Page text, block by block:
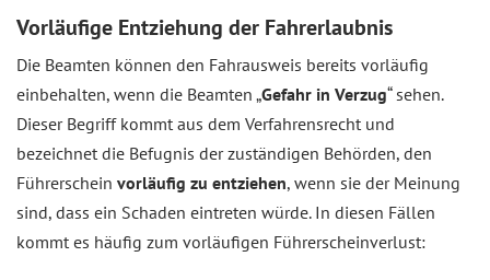
Vorläufige Entziehung der Fahrerlaubnis
Die Beamten können den Fahrausweis bereits vorläufig
einbehalten, wenn die Beamten „Gefahr in Verzug“ sehen.
Dieser Begriff kommt aus dem Verfahrensrecht und
bezeichnet die Befugnis der zuständigen Behörden, den
Führerschein vorläufig zu entziehen, wenn sie der Meinung
sind, dass ein Schaden eintreten würde. In diesen Fällen
kommt es häufig zum vorläufigen Führerscheinverlust: